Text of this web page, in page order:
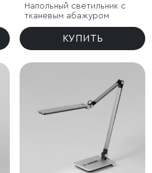
Напольный светильник с
тканевым абажуром
КУПИТЬ